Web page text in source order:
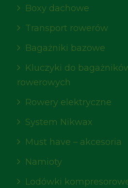
Boxy dachowe
Transport rowerów
Bagażniki bazowe
Kluczyki do
rowerowych
Rowery elektryczne
System Nikwax
Must have – akcesoria
Namioty
Lodówki